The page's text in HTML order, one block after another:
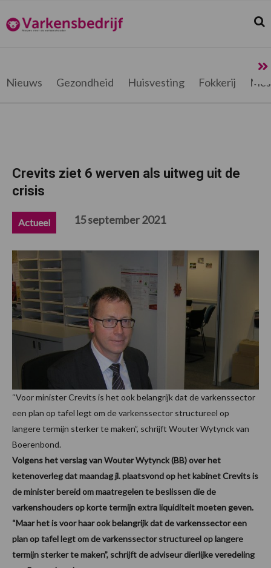
de
hoofdnavigatie
de
hoofd
de
eerste
de
voettekst
Varkensbedrijf.be
Nieuws Gezondheid Huisvesting Fokkerij
Crevits ziet 6 werven als uitweg uit de
crisis
Actueel 15 september 2021
“Voor minister Crevits is het ook belangrijk dat de varkenssector
een plan op tafel legt om de varkenssector structureel op
langere termijn sterker te maken”, schrijft Wouter Wytynck van
Boerenbond.
Volgens het verslag van Wouter Wytynck (BB) over het
ketenoverleg dat maandag jl. plaatsvond op het kabinet Crevits is
de minister bereid om maatregelen te beslissen die de
varkenshouders op korte termijn extra liquiditeit moeten geven.
“Maar het is voor haar ook belangrijk dat de varkenssector een
plan op tafel legt om de varkenssector structureel op langere
termijn sterker te maken”, schrijft de adviseur dierlijke veredeling